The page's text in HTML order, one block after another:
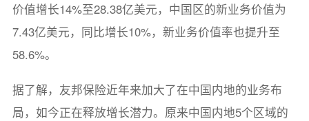
价值增长14%至28.38亿美元，中国区的新业务价值为
7.43亿美元，同比增长10%，新业务价值率也提升至
58.6%。
据了解，友邦保险近年来加大了在中国内地的业务布
局，如今正在释放增长潜力。原来中国内地5个区域的